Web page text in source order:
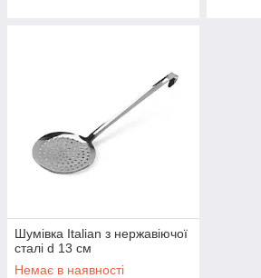
Шумівка Italian з нержавіючої
сталі d 13 см
Немає в наявності